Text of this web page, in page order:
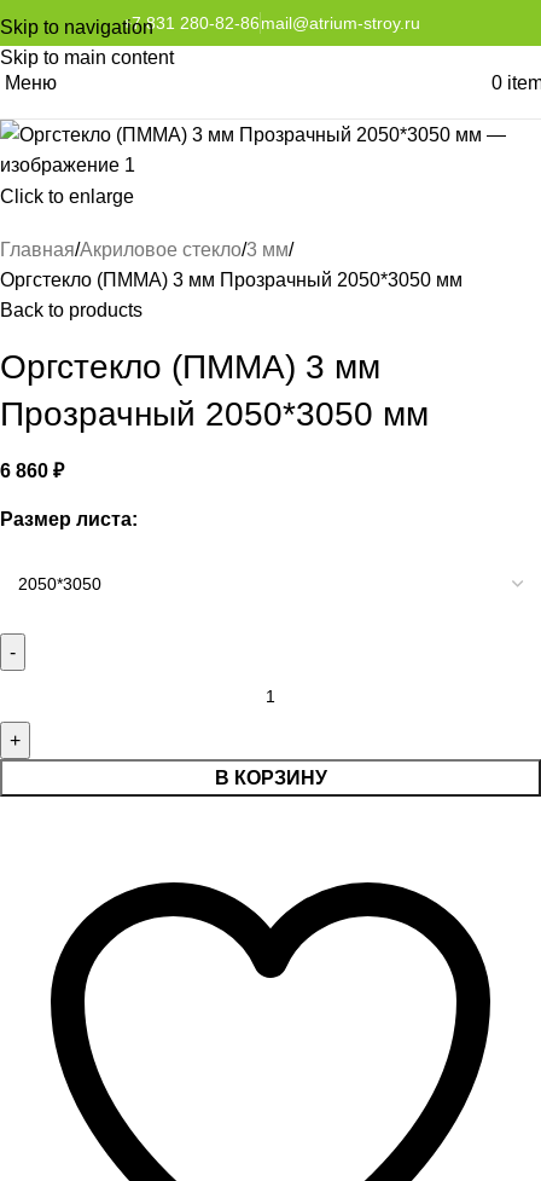
Skip to navigation
Skip to main content
+7 831 280-82-86mail@atrium-stroy.ru
Меню 0
Click to enlarge
Главная Акриловое стекло 3 мм
Оргстекло (ПММА) 3 мм Прозрачный 2050*3050 мм
Back to products
Оргстекло (ПММА) 3 мм
Прозрачный 2050*3050 мм
6 860 ₽
Размер листа:
В КОРЗИНУ